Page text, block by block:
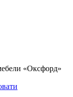
«Оксфорд»